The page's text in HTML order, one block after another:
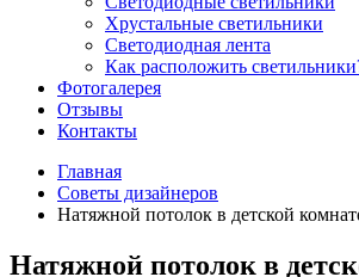
Хрустальные светильники
Светодиодная лента
Как расположить
Фотогалерея
Отзывы
Контакты
Главная
Советы дизайнеров
Натяжной потолок в детской
Натяжной потолок в